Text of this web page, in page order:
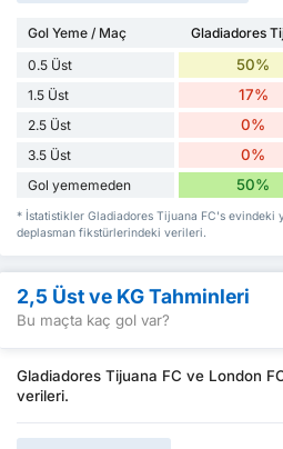
Gol Yeme / Maç Gladiadores
0.5 Üst
50%
1.5 Üst 17%
2.5 Üst 0%
3.5 Üst 0%
Gol yememeden 50%
* İstatistikler Gladiadores Tijuana FC's evindeki
deplasman fikstürlerindeki verileri.
2,5 Üst ve KG Tahminleri
Bu maçta kaç gol var?
Gladiadores Tijuana FC ve London
verileri.